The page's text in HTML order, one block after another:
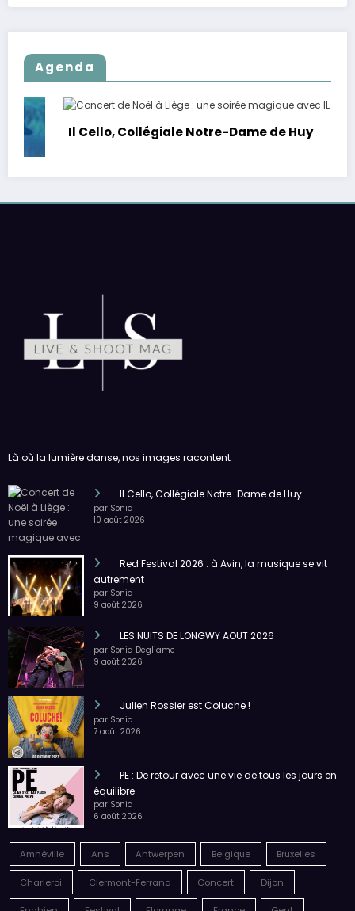
Agenda
Il Cello, Collégiale Notre-Dame de Huy
Il Cello, Collégiale Notre-Dame de Huy
par Sonia
Red Festival 2026 : à Avin, la musique se vit
autrement
par Sonia
LES NUITS DE LONGWY AOUT 2026
par Sonia Degliame
Julien Rossier est Coluche !
par Sonia
PE : De retour avec une vie de tous les jours en
équilibre
par Sonia
Amnéville Ans Antwerpen Belgique Bruxelles
Charleroi Clermont-Ferrand Concert Dijon